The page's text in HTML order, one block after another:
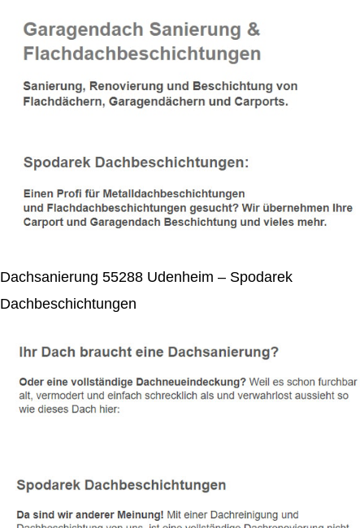
Dachsanierung 55288 Udenheim – Spodarek
Dachbeschichtungen